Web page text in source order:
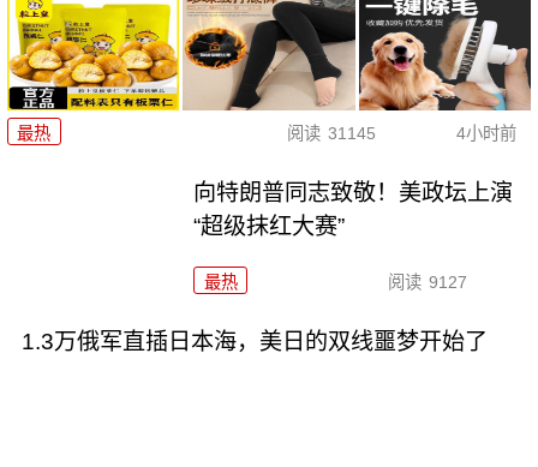
最热 阅读 31145 4小时前
向特朗普同志致敬！美政坛上演
“超级抹红大赛”
最热 阅读 9127
1.3万俄军直插日本海，美日的双线噩梦开始了